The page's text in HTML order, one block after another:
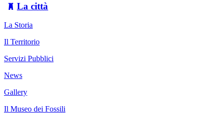
La città
La Storia
Il Territorio
Servizi Pubblici
News
Gallery
Il Museo dei Fossili